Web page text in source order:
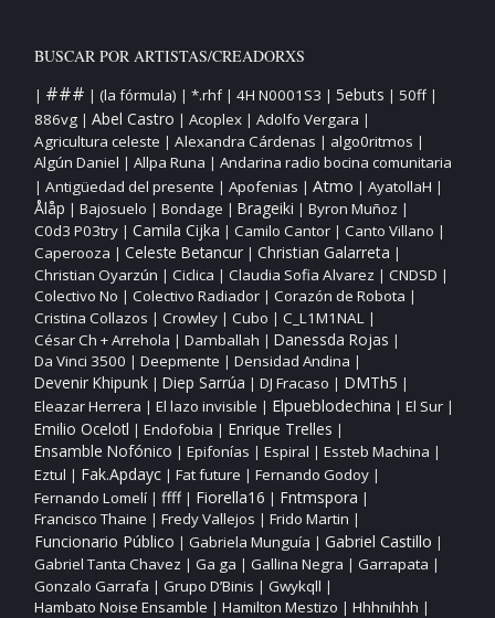
BUSCAR POR ARTISTAS/CREADORXS
| ### | (la fórmula) | *.rhf| 4H N0001S3 | 5ebuts | 50ff|
886vg| Abel Castro | Acoplex| Adolfo Vergara |
Agricultura celeste | Alexandra Cárdenas | algo0ritmos |
Algún Daniel | Allpa Runa | Andarina radio bocina comunitaria
| Antigüedad del presente | Apofenias | Atmo | AyatollaH |
Ålåp | Bajosuelo | Bondage | Brageiki | Byron Muñoz |
C0d3 P03try| Camila Cijka | Camilo Cantor| Canto Villano |
Caperooza | Celeste Betancur| Christian Galarreta |
Christian Oyarzún | Ciclica | Claudia Sofia Alvarez | CNDSD |
Colectivo No | Colectivo Radiador| Corazón de Robota |
Cristina Collazos | Crowley| Cubo | C_L1M1NAL |
César Ch + Arrehola | Damballah | Danessda Rojas |
Da Vinci 3500 | Deepmente | Densidad Andina |
Devenir Khipunk| Diep Sarrúa | DJ Fracaso | DMTh5 |
Eleazar Herrera | El lazo invisible | Elpueblodechina | El Sur|
Emilio Ocelotl | Endofobia | Enrique Trelles |
Ensamble Nofónico | Epifonías | Espiral | Essteb Machina |
Eztul | Fak.Apdayc| Fat future | Fernando Godoy|
Fernando Lomelí| ffff| Fiorella16 | Fntmspora |
Francisco Thaine | Fredy Vallejos | Frido Martin |
Funcionario Público | Gabriela Munguía | Gabriel Castillo |
Gabriel Tanta Chavez | Ga ga | Gallina Negra | Garrapata |
Gonzalo Garrafa | Grupo D’Binis | Gwykqll |
Hambato Noise Ensamble | Hamilton Mestizo | Hhhnihhh |